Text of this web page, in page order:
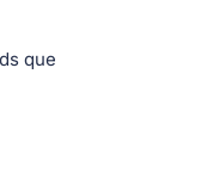
que